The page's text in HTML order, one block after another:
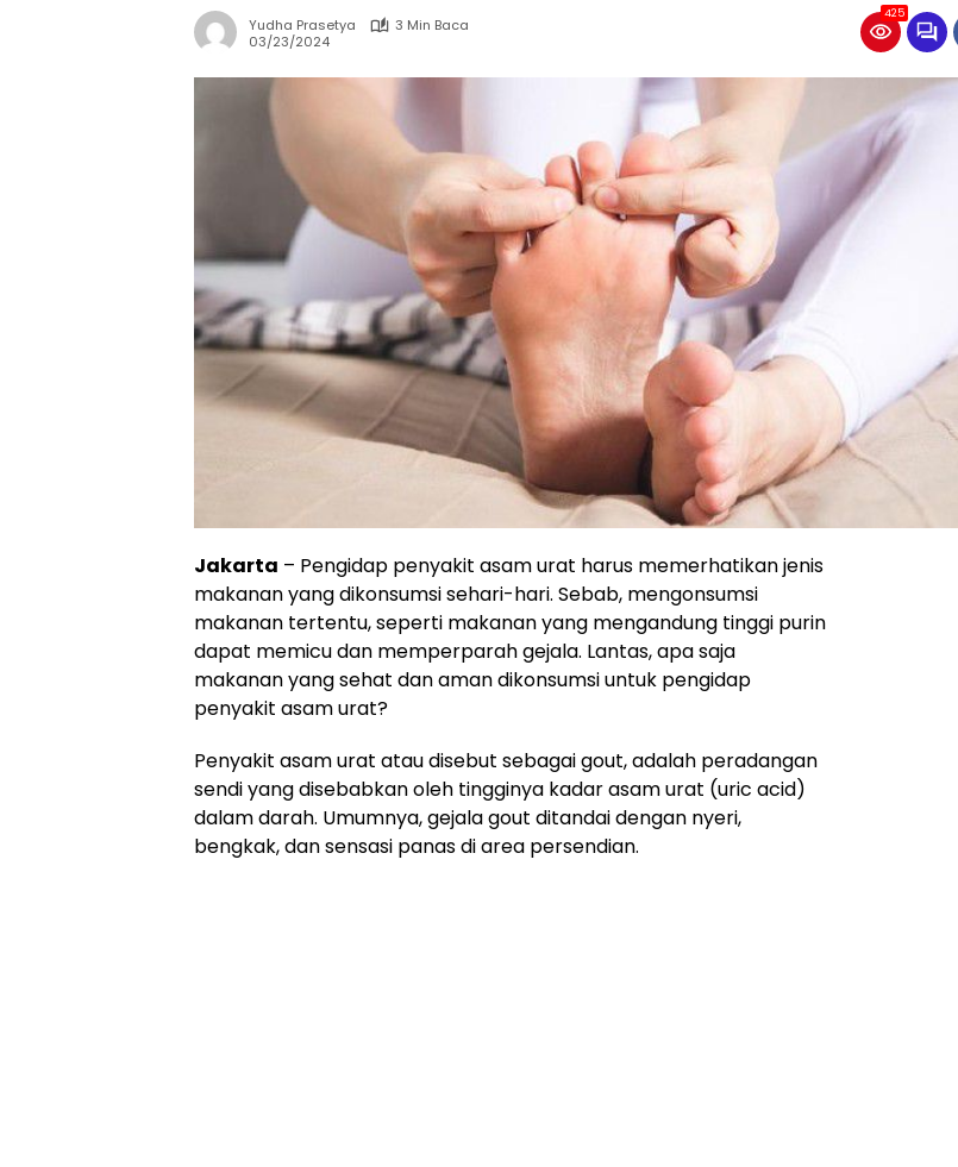
Yudha Prasetya
3 Min Baca
03/23/2024
425
Jakarta – Pengidap penyakit asam urat harus memerhatikan jenis
makanan yang dikonsumsi sehari-hari. Sebab, mengonsumsi
makanan tertentu, seperti makanan yang mengandung tinggi purin
dapat memicu dan memperparah gejala. Lantas, apa saja
makanan yang sehat dan aman dikonsumsi untuk pengidap
penyakit asam urat?
Penyakit asam urat atau disebut sebagai gout, adalah peradangan
sendi yang disebabkan oleh tingginya kadar asam urat (uric acid)
dalam darah. Umumnya, gejala gout ditandai dengan nyeri,
bengkak, dan sensasi panas di area persendian.